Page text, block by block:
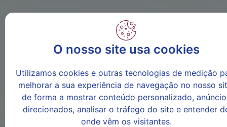
O nosso site usa cookies
Utilizamos cookies e outras tecnologias de medição
melhorar a sua experiência de navegação no nosso
de forma a mostrar conteúdo personalizado,
direcionados, analisar o tráfego do site e entender
onde vêm os visitantes.